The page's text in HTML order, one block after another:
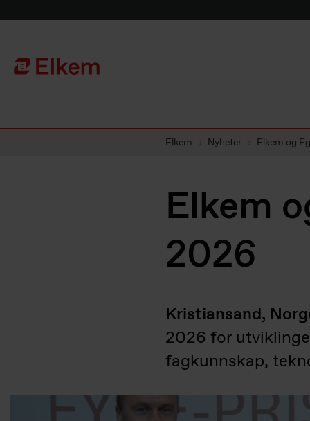
Til startsiden
Elkem Nyheter Elkem og
Elkem
2026
Kristiansand,
2026 for
fagkunnskap,